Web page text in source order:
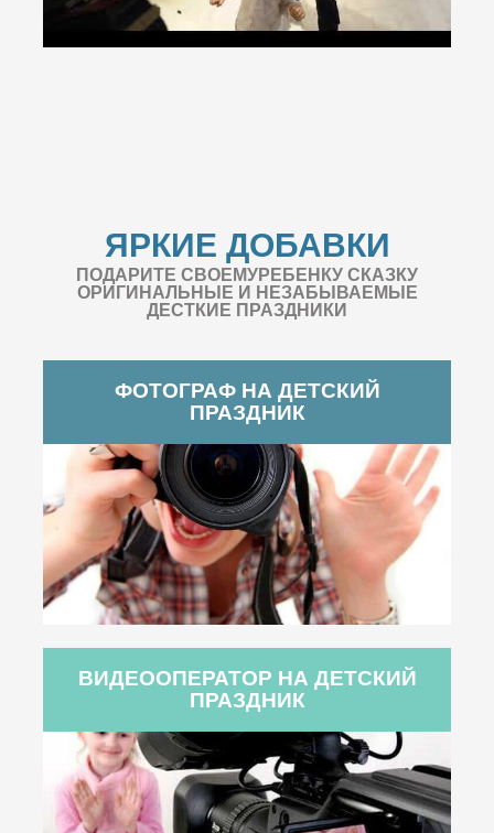
ЯРКИЕ ДОБАВКИ
ПОДАРИТЕ СВОЕМУРЕБЕНКУ СКАЗКУ
ОРИГИНАЛЬНЫЕ И НЕЗАБЫВАЕМЫЕ
ДЕСТКИЕ ПРАЗДНИКИ
ФОТОГРАФ НА ДЕТСКИЙ
ПРАЗДНИК
ВИДЕООПЕРАТОР НА ДЕТСКИЙ
ПРАЗДНИК